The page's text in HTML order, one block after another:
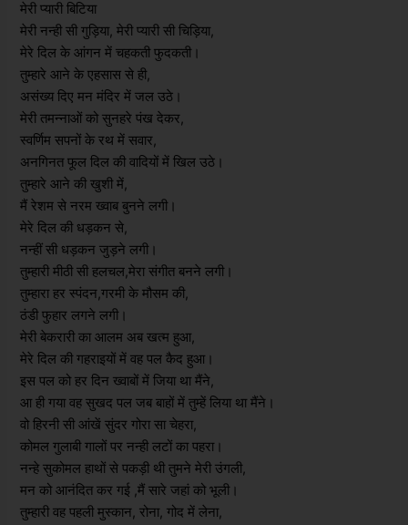
मेरी प्यारी बिटिया
मेरी नन्ही सी गुड़िया, मेरी प्यारी सी चिड़िया,
मेरे दिल के आंगन में चहकती फुदकती।
तुम्हारे आने के एहसास से ही,
असंख्य दिए मन मंदिर में जल उठे।
मेरी तमन्नाओं को सुनहरे पंख देकर,
स्वर्णिम सपनों के रथ में सवार,
अनगिनत फूल दिल की वादियों में खिल उठे।
तुम्हारे आने की खुशी में,
मैं रेशम से नरम ख्वाब बुनने लगी।
मेरे दिल की धड़कन से,
नन्हीं सी धड़कन जुड़ने लगी।
तुम्हारी मीठी सी हलचल,मेरा संगीत बनने लगी।
तुम्हारा हर स्पंदन,गरमी के मौसम की,
ठंडी फुहार लगने लगी।
मेरी बेकरारी का आलम अब खत्म हुआ,
मेरे दिल की गहराइयों में वह पल कैद हुआ।
इस पल को हर दिन ख्वाबों में जिया था मैंने,
आ ही गया वह सुखद पल जब बाहों में तुम्हें लिया था मैंने।
वो हिरनी सी आंखें सुंदर गोरा सा चेहरा,
कोमल गुलाबी गालों पर नन्ही लटों का पहरा।
नन्हे सुकोमल हाथों से पकड़ी थी तुमने मेरी उंगली,
मन को आनंदित कर गई ,मैं सारे जहां को भूली।
तुम्हारी वह पहली मुस्कान, रोना, गोद में लेना,